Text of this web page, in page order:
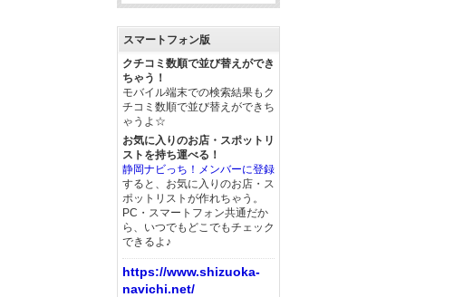
スマートフォン版
クチコミ数順で並び替えができ
ちゃう！
モバイル端末での検索結果もク
チコミ数順で並び替えができち
ゃうよ☆
お気に入りのお店・スポットリ
ストを持ち運べる！
静岡ナビっち！メンバーに登録
すると、お気に入りのお店・ス
ポットリストが作れちゃう。
PC・スマートフォン共通だか
ら、いつでもどこでもチェック
できるよ♪
https://www.shizuoka-
navichi.net/